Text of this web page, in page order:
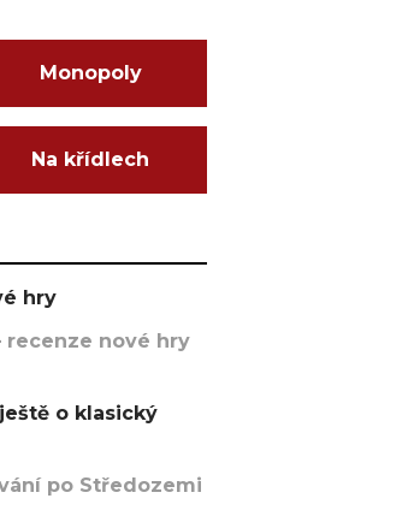
Monopoly
Na křídlech
hry
recenze nové hry
o klasický
po Středozemi